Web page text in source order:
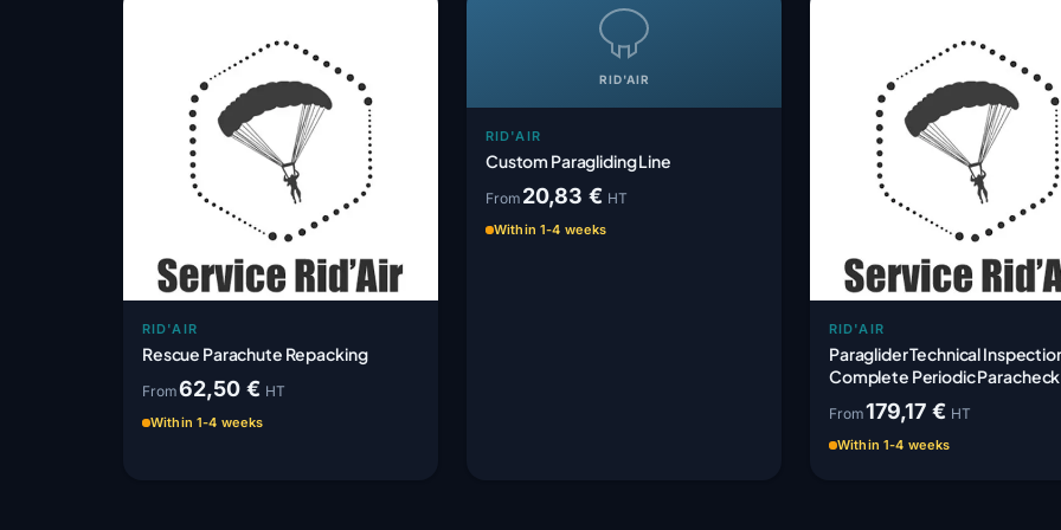
RID'AIR
Rescue Parachute Repacking
From62,50 € HT
Within 1-4 weeks
RID'AIR
RID'AIR
Custom Paragliding Line
From 20,83 € HT
Within 1-4 weeks
RID'AIR
Paraglider Technical
Complete Periodic Paracheck
From179,17 € HT
Within 1-4 weeks